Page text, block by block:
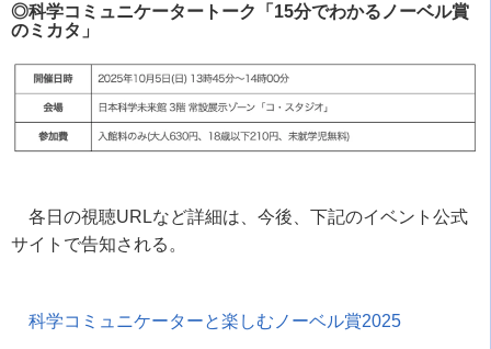
◎科学コミュニケータートーク「15分でわかるノーベル賞
のミカタ」
各日の視聴URLなど詳細は、今後、下記のイベント公式
サイトで告知される。
科学コミュニケーターと楽しむノーベル賞2025